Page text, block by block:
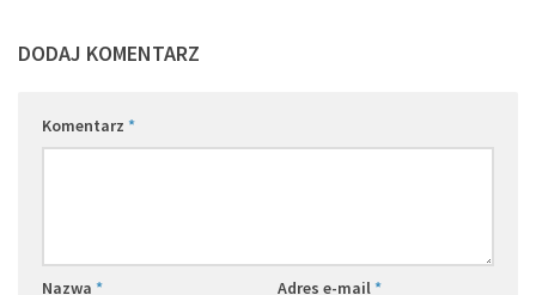
DODAJ KOMENTARZ
Komentarz *
Nazwa * Adres e-mail*